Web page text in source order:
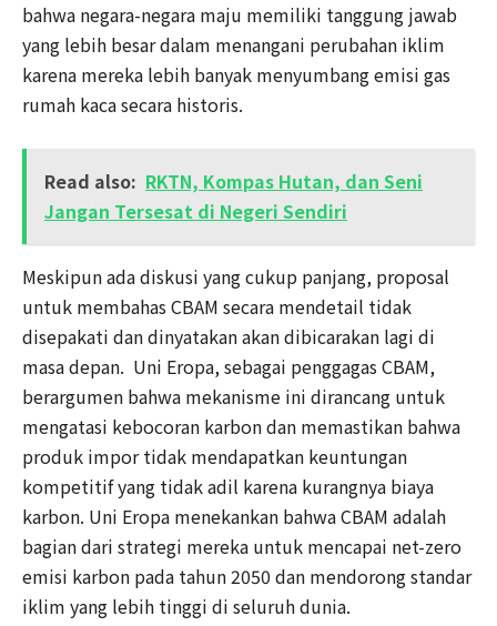
bahwa negara-negara maju memiliki tanggung jawab
yang lebih besar dalam menangani perubahan iklim
karena mereka lebih banyak menyumbang emisi gas
rumah kaca secara historis.
Read also: RKTN, Kompas Hutan, dan Seni
Jangan Tersesat di Negeri Sendiri
Meskipun ada diskusi yang cukup panjang, proposal
untuk membahas CBAM secara mendetail tidak
disepakati dan dinyatakan akan dibicarakan lagi di
masa depan. Uni Eropa, sebagai penggagas CBAM,
berargumen bahwa mekanisme ini dirancang untuk
mengatasi kebocoran karbon dan memastikan bahwa
produk impor tidak mendapatkan keuntungan
kompetitif yang tidak adil karena kurangnya biaya
karbon. Uni Eropa menekankan bahwa CBAM adalah
bagian dari strategi mereka untuk mencapai net-zero
emisi karbon pada tahun 2050 dan mendorong standar
iklim yang lebih tinggi di seluruh dunia.